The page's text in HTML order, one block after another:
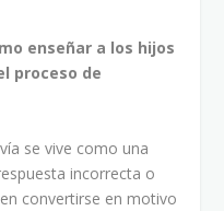
enseñar a los hijos
proceso de
se vive como una
incorrecta o
convertirse en motivo